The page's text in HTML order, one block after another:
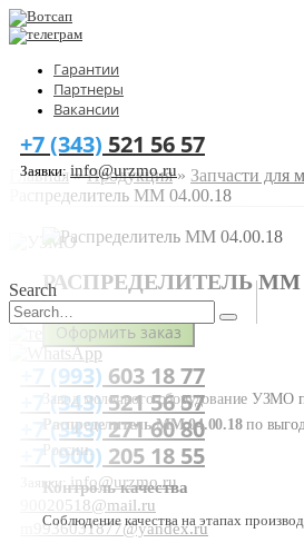
Гарантии
Партнеры
Вакансии
+7 (343) 521 56 57
Заявки:info@urzmo.ru
Search
+7 (993) 603 18 77
+7 (343)521 56 57
+7 (343)271 60 80
+7 (900) 205 18 55
Заявки:info@urzmo.ru
90020518@mail.ru
m9936031877@yandex.ru
Главная»Продукция» Запчасти для
Распределитель ММ 04.00.18
РАСПРЕДЕЛИТЕЛЬ ММ
Оформить заказ
Завод молочного оборудование УЗМО
Распределитель ММ 04.00.18по
России.
Контроль качества
Соблюдение качества на этапах